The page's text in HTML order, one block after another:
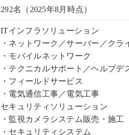
292名（2025年8月時点）
ITインフラソリューション
・ネットワーク／サーバー／クラ
・モバイルネットワーク
・テクニカルサポート／ヘルプデ
・フィールドサービス
・電気通信工事／電気工事
セキュリティソリューション
・監視カメラシステム販売・施工
・セキュリティシステム